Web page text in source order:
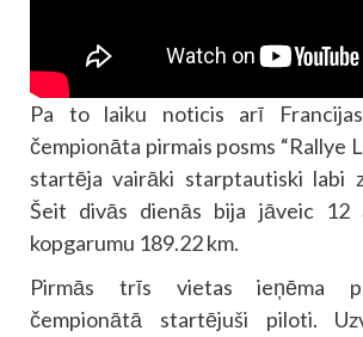
Pa to laiku noticis arī
čempionāta pirmais posms “Rallye
startēja vairāki starptautiski labi
Šeit divās dienās bija jāveic 12
kopgarumu 189.22 km.
Pirmās trīs vietas ieņēma
čempionātā startējuši piloti.